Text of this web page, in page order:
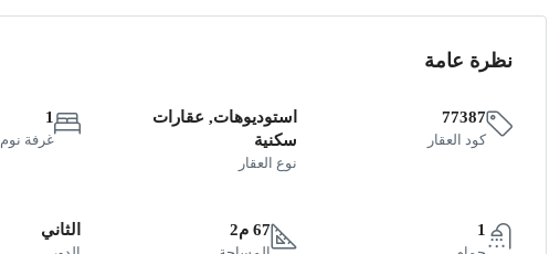
نظرة عامة
77387
كود العقار
استوديوهات, عقارات
سكنية
نوع العقار
1
غرفة نوم
1 67 م2 الثاني